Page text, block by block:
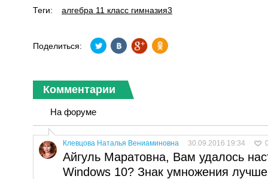
Теги:
алгебра 11 класс гимназия3
Поделиться:
Комментарии
На форуме
Клевцова Наталья Вениаминовна 30.09.2016 19:34
Айгуль Маратовна, Вам удалось
Windows 10? Знак умножения